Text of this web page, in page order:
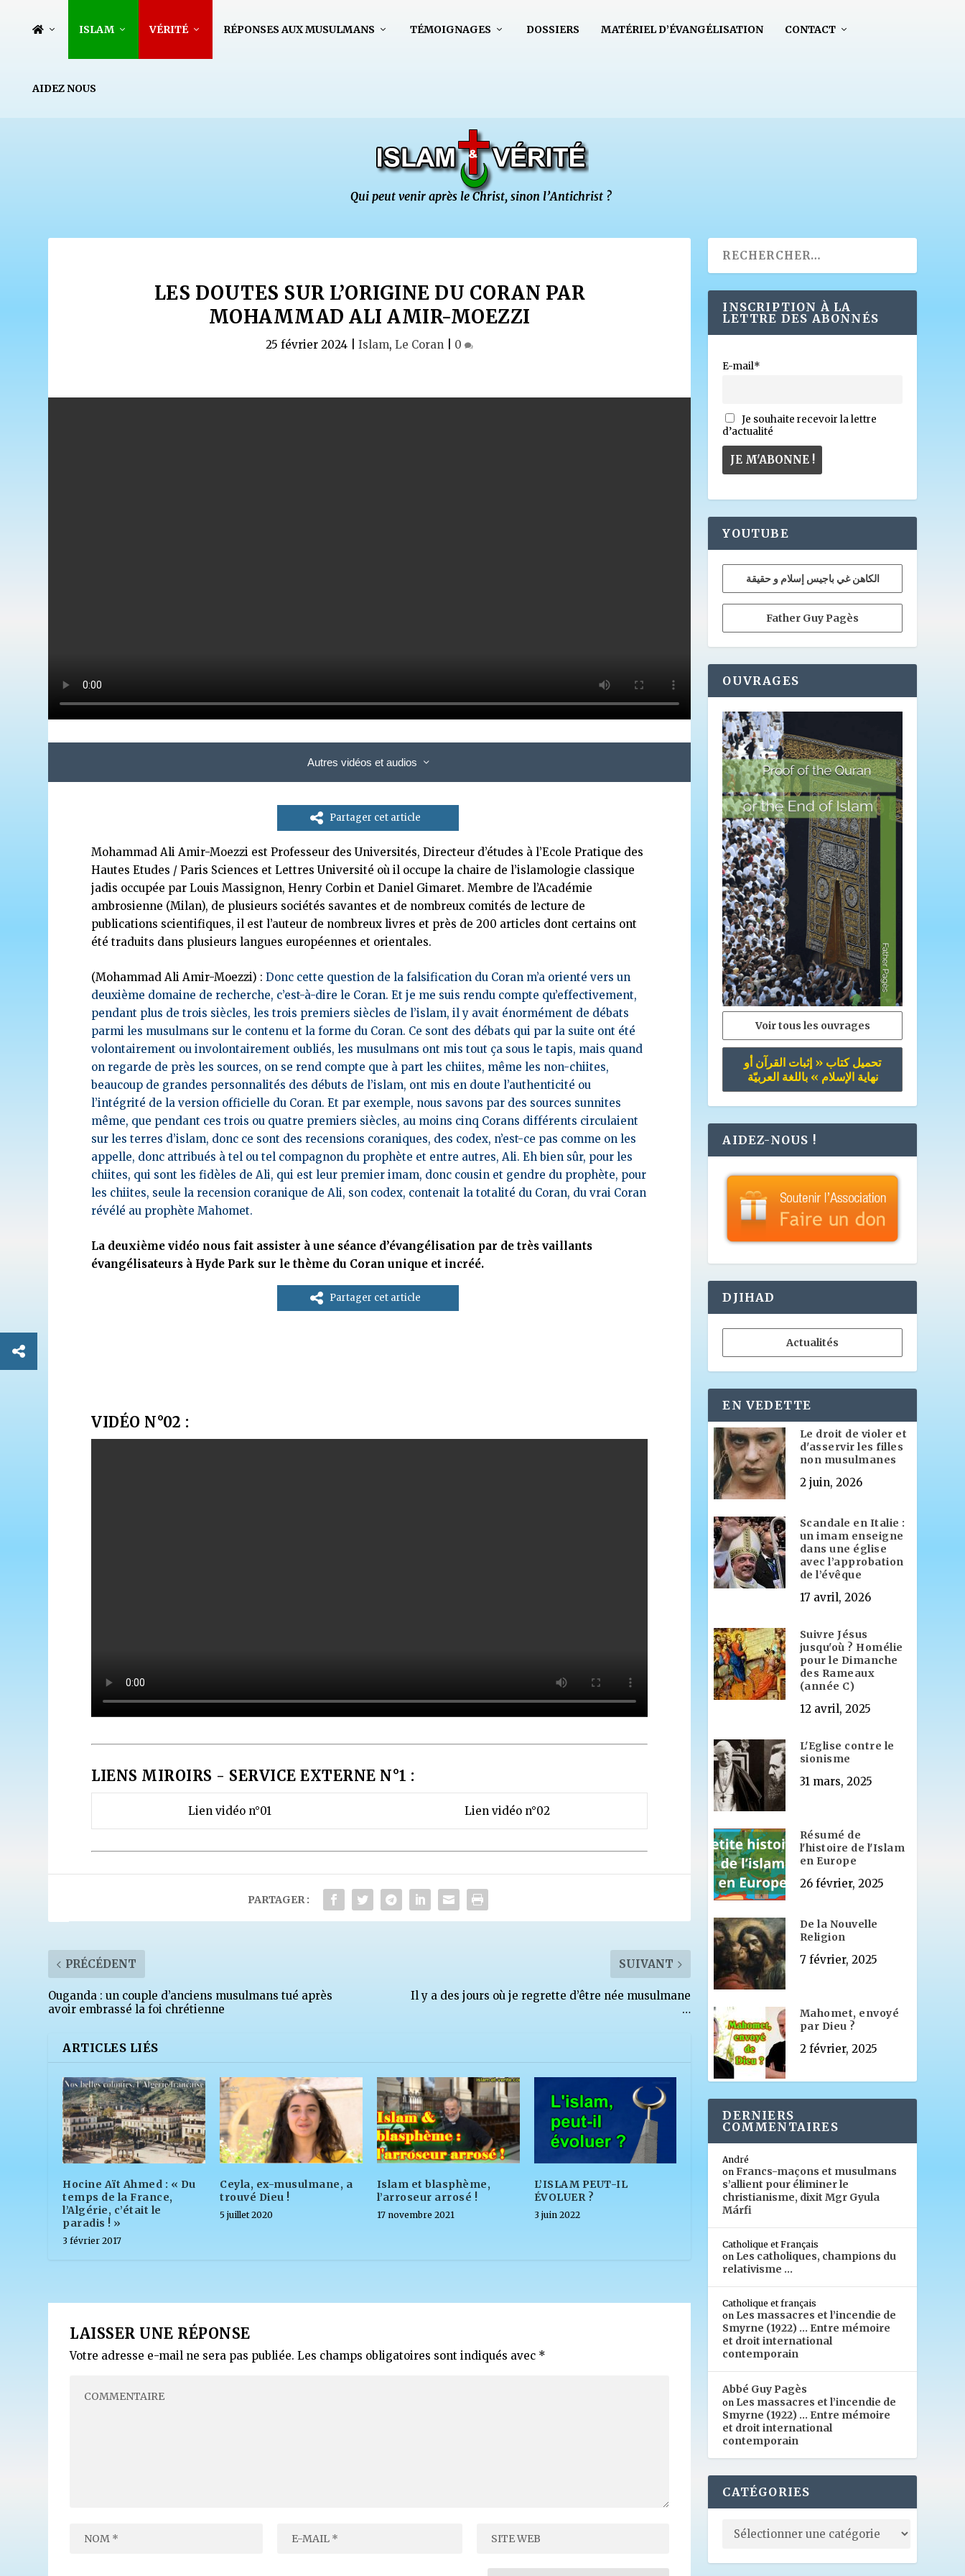
ISLAM VÉRITÉ RÉPONSES AUX MUSULMANS TÉMOIGNAGES DOSSIERS MATÉRIEL D’ÉVANGÉLISATION CONTACT
AIDEZ NOUS
LES DOUTES SUR L’ORIGINE DU CORAN PAR
MOHAMMAD ALI AMIR-MOEZZI
25 février 2024 |Islam,Le Coran 0
Autres vidéos et audios
Partager cet article
Mohammad Ali Amir-Moezzi est Professeur des Universités, Directeur d’études à l’Ecole Pratique des
Hautes Etudes / Paris Sciences et Lettres Université où il occupe la chaire de l’islamologie classique
jadis occupée par Louis Massignon, Henry Corbin et Daniel Gimaret. Membre de l’Académie
ambrosienne (Milan), de plusieurs sociétés savantes et de nombreux comités de lecture de
publications scientifiques, il est l’auteur de nombreux livres et près de 200 articles dont certains ont
été traduits dans plusieurs langues européennes et orientales.
(Mohammad Ali Amir-Moezzi) :Donc cette question de la falsification du Coran m’a orienté vers un
deuxième domaine de recherche, c’est-à-dire le Coran. Et je me suis rendu compte qu’effectivement,
pendant plus de trois siècles, les trois premiers siècles de l’islam, il y avait énormément de débats
parmi les musulmans sur le contenu et la forme du Coran. Ce sont des débats qui par la suite ont été
volontairement ou involontairement oubliés, les musulmans ont mis tout ça sous le tapis, mais quand
on regarde de près les sources, on se rend compte que à part les chiites, même les non-chiites,
beaucoup de grandes personnalités des débuts de l’islam, ont mis en doute l’authenticité ou
l’intégrité de la version officielle du Coran. Et par exemple, nous savons par des sources sunnites
même, que pendant ces trois ou quatre premiers siècles, au moins cinq Corans différents circulaient
sur les terres d’islam, donc ce sont des recensions coraniques, des codex, n’est-ce pas comme on les
appelle, donc attribués à tel ou tel compagnon du prophète et entre autres, Ali. Eh bien sûr, pour les
chiites, qui sont les fidèles de Ali, qui est leur premier imam, donc cousin et gendre du prophète, pour
les chiites, seule la recension coranique de Ali, son codex, contenait la totalité du Coran, du vrai Coran
révélé au prophète Mahomet.
La deuxième vidéo nous fait assister à une séance d’évangélisation par de très vaillants
évangélisateurs à Hyde Park sur le thème du Coran unique et incréé.
Partager cet article
VIDÉO N°02 :
LIENS MIROIRS - SERVICE EXTERNE N°1 :
Lien vidéo n°01 Lien vidéo n°02
PARTAGER :
PRÉCÉDENT
Ouganda : un couple d’anciens musulmans tué après
avoir embrassé la foi chrétienne
SUIVANT
Il y a des jours où je regrette d’être née musulmane
…
ARTICLES LIÉS
Hocine Aït Ahmed : « Du
temps de la France,
l’Algérie, c’était le
paradis ! »
3 février 2017
Ceyla, ex-musulmane, a
trouvé Dieu !
5 juillet 2020
Islam et blasphème,
l’arroseur arrosé !
17 novembre 2021
L’ISLAM PEUT-IL
ÉVOLUER ?
3 juin 2022
LAISSER UNE RÉPONSE
Votre adresse e-mail ne sera pas publiée. Les champs obligatoires sont indiqués avec *
INSCRIPTION À LA
LETTRE DES ABONNÉS
E-mail*
Je souhaite recevoir la lettre
d’actualité
YOUTUBE
الكاهن غي باجيس إسلام و حقيقة
Father Guy Pagès
OUVRAGES
Voir tous les ouvrages
تحميل كتاب « إثبات القرآن أو
نهاية الإسلام » باللغة العربيّة
AIDEZ-NOUS !
DJIHAD
Actualités
EN VEDETTE
Le droit de violer et
d'asservir les filles
non musulmanes
2 juin, 2026
Scandale en Italie :
un imam enseigne
dans une église
avec l’approbation
de l’évêque
17 avril, 2026
Suivre Jésus
jusqu'où ? Homélie
pour le Dimanche
des Rameaux
(année C)
12 avril, 2025
L'Eglise contre le
sionisme
31 mars, 2025
Résumé de
l'histoire de l'Islam
en Europe
26 février, 2025
De la Nouvelle
Religion
7 février, 2025
Mahomet, envoyé
par Dieu ?
2 février, 2025
DERNIERS
COMMENTAIRES
André
onFrancs-maçons et musulmans
s’allient pour éliminer le
christianisme, dixit Mgr Gyula
Márfi
Catholique et Français
on Les catholiques, champions du
relativisme …
Catholique et français
on Les massacres et l’incendie de
Smyrne (1922) … Entre mémoire
et droit international
contemporain
Abbé Guy Pagès
on Les massacres et l’incendie de
Smyrne (1922) … Entre mémoire
et droit international
contemporain
CATÉGORIES